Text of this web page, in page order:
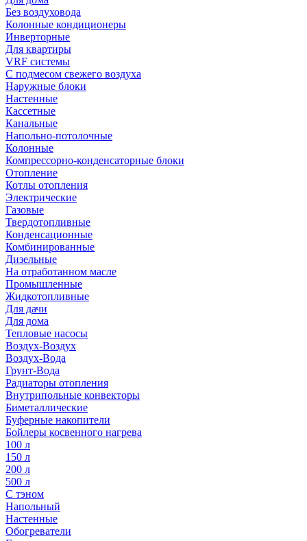
Без воздуховода
Колонные кондиционеры
Инверторные
Для квартиры
VRF системы
С подмесом свежего воздуха
Наружные блоки
Настенные
Кассетные
Канальные
Напольно-потолочные
Колонные
Компрессорно-конденсаторные блоки
Отопление
Котлы отопления
Электрические
Газовые
Твердотопливные
Конденсационные
Комбинированные
Дизельные
На отработанном масле
Промышленные
Жидкотопливные
Для дачи
Для дома
Тепловые насосы
Воздух-Воздух
Воздух-Вода
Грунт-Вода
Радиаторы отопления
Внутрипольные конвекторы
Биметаллические
Буферные накопители
Бойлеры косвенного нагрева
100 л
150 л
200 л
500 л
С тэном
Напольный
Настенные
Обогреватели